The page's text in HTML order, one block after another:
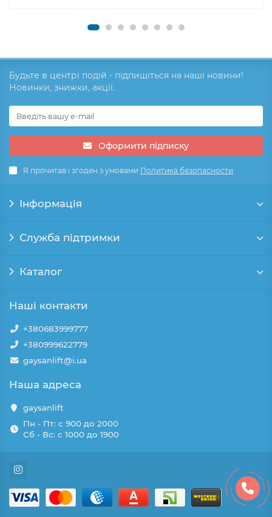
Будьте в центрі подій - підпишіться на наші новини!
Новинки, знижки, акції.
Оформити підписку
Я прочитав і згоден з умовами Политика безопасности
Інформація
Служба підтримки
Каталог
Наші контакти
+380683999777
+380999622779
gaysanlift@i.ua
Наша адреса
gaysanlift
Пн - Пт: с 900 до 2000
Сб - Вс: с 1000 до 1900